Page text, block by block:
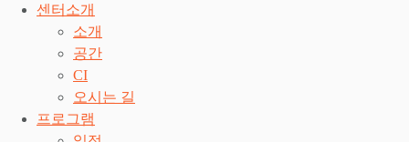
센터소개
소개
공간
CI
오시는 길
프로그램